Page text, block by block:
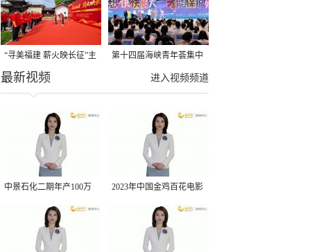
味→
“寻美福建 薪火映长征”主
题活动在龙岩长汀启动
第十四届海峡青年荟集中
阶段活动在福州举行
进入视频频道
最新视频
中景石化二期年产100万
吨丙烷脱氢项目建成中交
2023年中国金鸡百花电影
节有福电影巡展31日启动